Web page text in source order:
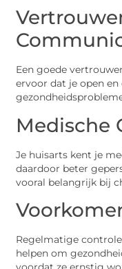
Een goede
ervoor dat je open
Medische
Je huisarts kent je
daardoor beter
vooral belangrijk bij
Regelmatige
helpen om